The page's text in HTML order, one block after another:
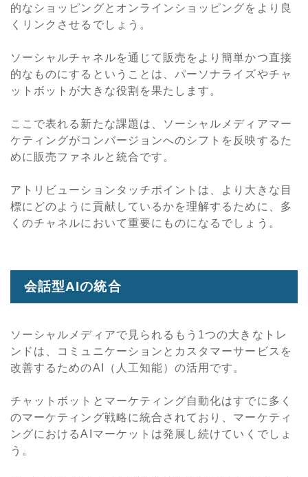
的なショッピングとオンラインショッピングをより良
くリンクさせるでしょう。
ソーシャルチャネルを通じて販売をより簡単かつ直接
的なものにするということは、パーソナライズやチャ
ットボットが大きな役割を果たします。
ここで表れる新たな課題は、ソーシャルメディアマー
ケティングがコンバージョンへのシフトを反映するた
めに販売ファネルと統合です。
アトリビューションタッチポイントは、より大きな目
標にどのように貢献しているかを理解するために、多
くのチャネルにおいて重要にものになるでしょう。
会話型AIの統合
ソーシャルメディアで見られるもう1つの大きなトレ
ンドは、コミュニケーションとカスタマーサービスを
改善するためのAI（人工知能）の活用です。
チャットボットとマーケティング自動化はすでに多く
のマーケティング戦略に統合されており、マーケティ
ングにおけるAIマーケットは発展し続けていくでしょ
う。